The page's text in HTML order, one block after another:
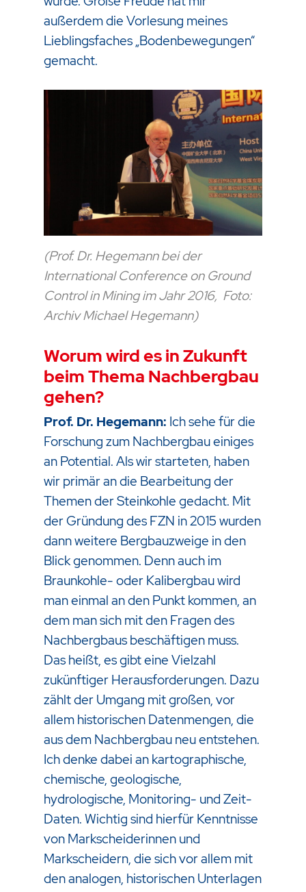
außerdem die Vorlesung meines
Lieblingsfaches „Bodenbewegungen“
gemacht.
(Prof. Dr. Hegemann bei der
International Conference on Ground
Control in Mining im Jahr 2016, Foto:
Archiv Michael Hegemann)
Worum wird es in Zukunft
beim Thema Nachbergbau
gehen?
Prof. Dr. Hegemann: Ich sehe für die
Forschung zum Nachbergbau einiges
an Potential. Als wir starteten, haben
wir primär an die Bearbeitung der
Themen der Steinkohle gedacht. Mit
der Gründung des FZN in 2015 wurden
dann weitere Bergbauzweige in den
Blick genommen. Denn auch im
Braunkohle- oder Kalibergbau wird
man einmal an den Punkt kommen, an
dem man sich mit den Fragen des
Nachbergbaus beschäftigen muss.
Das heißt, es gibt eine Vielzahl
zukünftiger Herausforderungen. Dazu
zählt der Umgang mit großen, vor
allem historischen Datenmengen, die
aus dem Nachbergbau neu entstehen.
Ich denke dabei an kartographische,
chemische, geologische,
hydrologische, Monitoring- und Zeit-
Daten. Wichtig sind hierfür Kenntnisse
von Markscheiderinnen und
Markscheidern, die sich vor allem mit
den analogen, historischen Unterlagen